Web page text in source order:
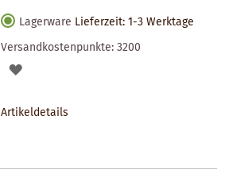
Lagerware Lieferzeit: 1-3 Werktage
Versandkostenpunkte:3200
AUF
Artikeldetails